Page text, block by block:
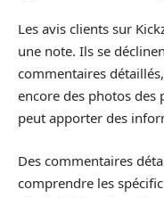
Les avis clients sur
une note. Ils se
commentaires
encore des photos des
peut apporter des
Des commentaires
comprendre les